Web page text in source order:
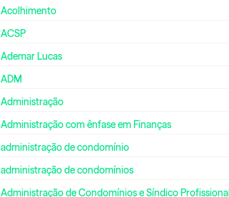
Acolhimento
ACSP
Ademar Lucas
ADM
Administração
Administração com ênfase em Finanças
administração de condomínio
administração de condomínios
Administração de Condomínios e Síndico Profissional